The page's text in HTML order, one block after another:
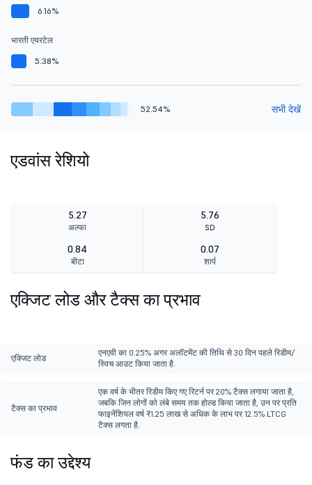
6.16%
भारती एयरटेल
5.38%
52.54% सभी देखें
एडवांस रेशियो
5.27
अल्फा
5.76
SD
0.84
बीटा
0.07
शार्प
एक्जिट लोड और टैक्स का प्रभाव
एक्जिट लोड
एनएवी का 0.25% अगर अलॉटमेंट की तिथि से 30 दिन पहले रिडीम/
स्विच आउट किया जाता है.
टैक्स का प्रभाव
एक वर्ष के भीतर रिडीम किए गए रिटर्न पर 20% टैक्स लगाया जाता है,
जबकि जिन लोगों को लंबे समय तक होल्ड किया जाता है, उन पर प्रति
फाइनेंशियल वर्ष ₹1.25 लाख से अधिक के लाभ पर 12.5% LTCG
टैक्स लगता है.
फंड का उद्देश्य